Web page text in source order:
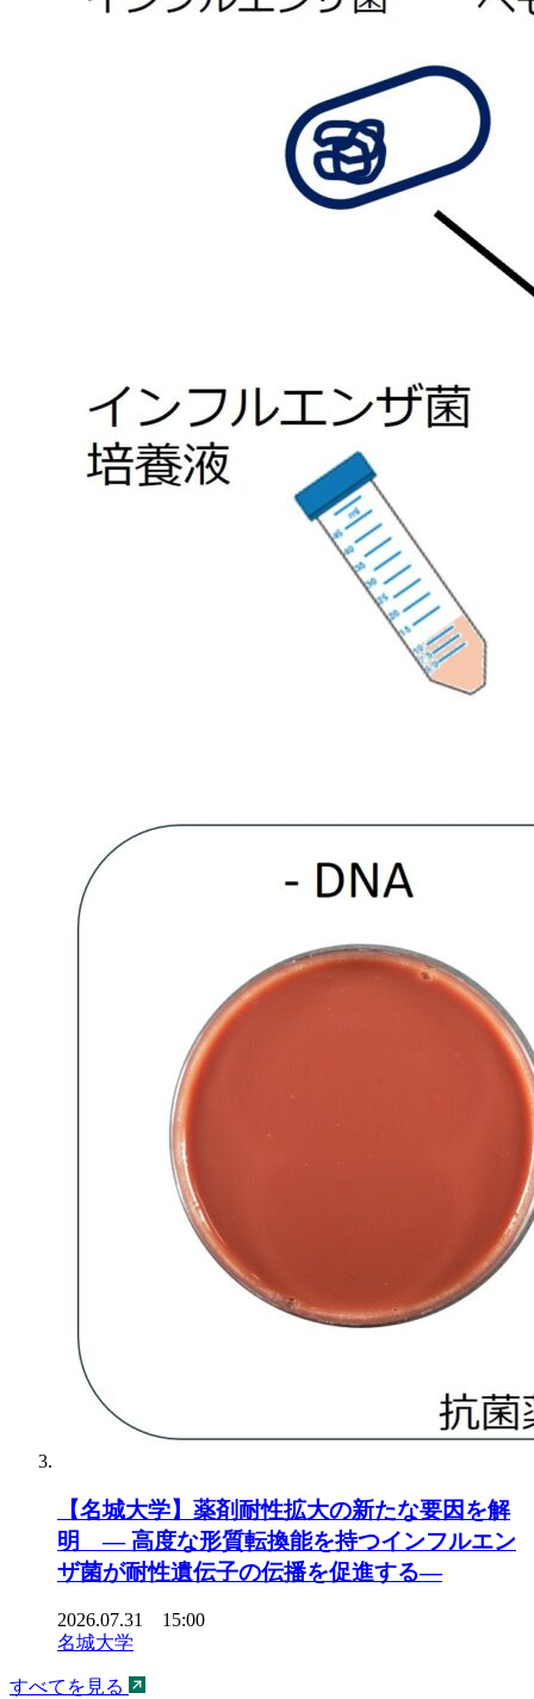
【名城大学】薬剤耐性拡大の新たな要因を解
明 ― 高度な形質転換能を持つインフルエン
ザ菌が耐性遺伝子の伝播を促進する―
2026.07.31 15:00
名城大学
すべてを見る